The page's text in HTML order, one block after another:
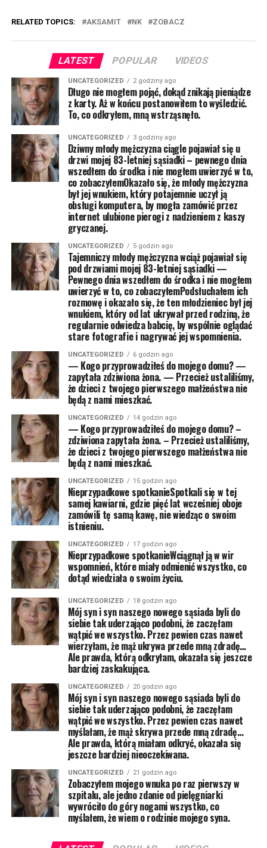
RELATED TOPICS: AKSAMIT NK ZOBACZ
LATEST POPULAR VIDEOS
UNCATEGORIZED 2 godziny ago
Długo nie mogłem pojąć, dokąd znikają pieniądze
z karty. Aż w końcu postanowiłem to wyśledzić.
To, co odkryłem, mną wstrząsnęło.
UNCATEGORIZED 3 godziny ago
Dziwny młody mężczyzna ciągle pojawiał się u
drzwi mojej 83-letniej sąsiadki – pewnego dnia
wszedłem do środka i nie mogłem uwierzyć w to,
co zobaczyłemOkazało się, że młody mężczyzna
był jej wnukiem, który potajemnie uczył ją
obsługi komputera, by mogła zamówić przez
internet ulubione pierogi z nadzieniem z kaszy
gryczanej.
UNCATEGORIZED 5 godzin ago
Tajemniczy młody mężczyzna wciąż pojawiał się
pod drzwiami mojej 83-letniej sąsiadki —
Pewnego dnia wszedłem do środka i nie mogłem
uwierzyć w to, co zobaczyłemPodsłuchałem ich
rozmowę i okazało się, że ten młodzieniec był jej
wnukiem, który od lat ukrywał przed rodziną, że
regularnie odwiedza babcię, by wspólnie oglądać
stare fotografie i nagrywać jej wspomnienia.
UNCATEGORIZED 6 godzin ago
— Kogo przyprowadziłeś do mojego domu? —
zapytała zdziwiona żona. — Przecież ustaliliśmy,
że dzieci z twojego pierwszego małżeństwa nie
będą z nami mieszkać.
UNCATEGORIZED 14 godzin ago
— Kogo przyprowadziłeś do mojego domu? –
zdziwiona zapytała żona. – Przecież ustaliliśmy,
że dzieci z twojego pierwszego małżeństwa nie
będą z nami mieszkać.
UNCATEGORIZED 15 godzin ago
Nieprzypadkowe spotkanieSpotkali się w tej
samej kawiarni, gdzie pięć lat wcześniej oboje
zamówili tę samą kawę, nie wiedząc o swoim
istnieniu.
UNCATEGORIZED 17 godzin ago
Nieprzypadkowe spotkanieWciągnął ją w wir
wspomnień, które miały odmienić wszystko, co
dotąd wiedziała o swoim życiu.
UNCATEGORIZED 18 godzin ago
Mój syn i syn naszego nowego sąsiada byli do
siebie tak uderzająco podobni, że zaczęłam
wątpić we wszystko. Przez pewien czas nawet
wierzyłam, że mąż ukrywa przede mną zdradę…
Ale prawda, którą odkryłam, okazała się jeszcze
bardziej zaskakująca.
UNCATEGORIZED 20 godzin ago
Mój syn i syn naszego nowego sąsiada byli do
siebie tak uderzająco podobni, że zaczęłam
wątpić we wszystko. Przez pewien czas nawet
myślałam, że mąż skrywa przede mną zdradę…
Ale prawda, którą miałam odkryć, okazała się
jeszcze bardziej nieoczekiwana.
UNCATEGORIZED 21 godzin ago
Zobaczyłem mojego wnuka po raz pierwszy w
szpitalu, ale jedno zdanie od pielęgniarki
wywróciło do góry nogami wszystko, co
myślałem, że wiem o rodzinie mojego syna.